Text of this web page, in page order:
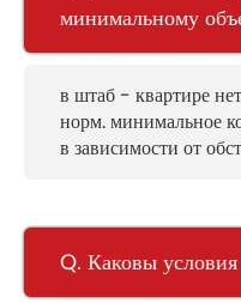
минимальному
в штаб - квартире
норм. минимальное
в зависимости от
Q. Каковы